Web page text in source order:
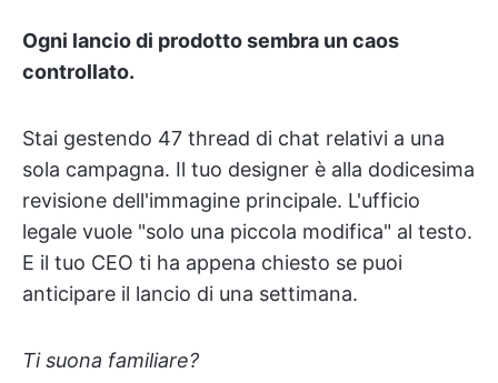
Ogni lancio di prodotto sembra un caos
controllato.
Stai gestendo 47 thread di chat relativi a una
sola campagna. Il tuo designer è alla dodicesima
revisione dell'immagine principale. L'ufficio
legale vuole "solo una piccola modifica" al testo.
E il tuo CEO ti ha appena chiesto se puoi
anticipare il lancio di una settimana.
Ti suona familiare?